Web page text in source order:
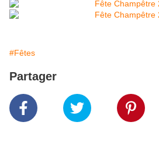
#Fêtes
Partager